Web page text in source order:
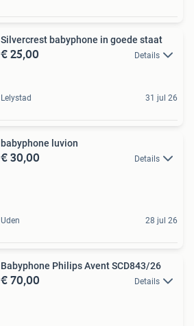
Silvercrest babyphone in goede staat
€ 25,00 Details
Lelystad 31 jul 26
babyphone luvion
€ 30,00 Details
Uden 28 jul 26
Babyphone Philips Avent SCD843/26
€ 70,00 Details